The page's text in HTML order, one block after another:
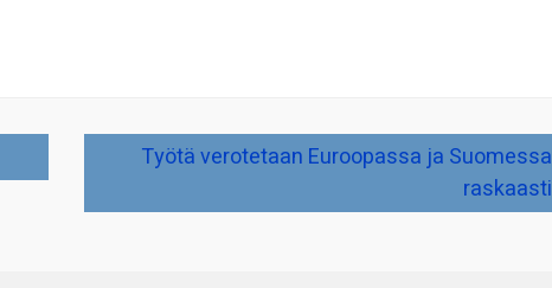
Työtä verotetaan Euroopassa ja Suomessa
raskaasti